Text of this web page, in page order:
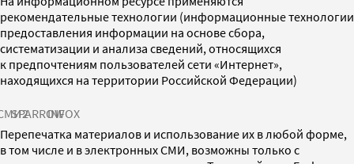
рекомендательные технологии (информационные технологии
предоставления информации на основе сбора,
систематизации и анализа сведений, относящихся
к предпочтениям пользователей сети «Интернет»,
находящихся на территории Российской Федерации)
SPARROWINFOX
Перепечатка материалов и использование их в любой форме,
в том числе и в электронных СМИ, возможны только с